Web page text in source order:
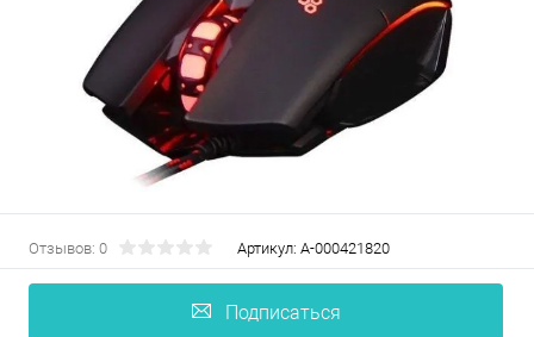
Отзывов: 0 Артикул: А-000421820
Подписаться